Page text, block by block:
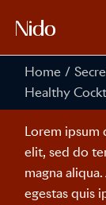
Home
Healthy
Lorem
elit, sed do
magna
egestas quis